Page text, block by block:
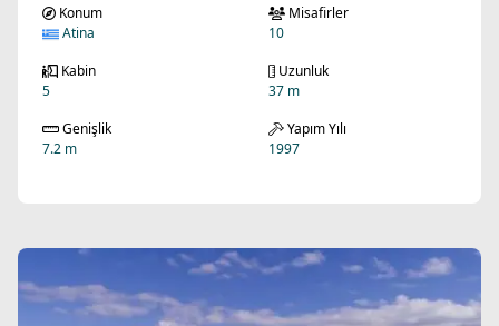
Konum
Atina
Misafirler
10
Kabin
5
Uzunluk
37 m
Genişlik
7.2 m
Yapım Yılı
1997